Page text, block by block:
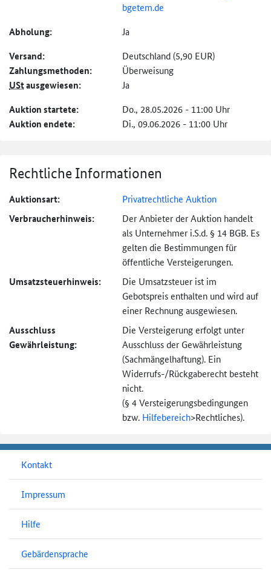
bgetem.de
Abholung: Ja
Versand: Deutschland (5,90 EUR)
Zahlungs­methoden: Überweisung
UStausgewiesen: Ja
Auktion startete: Do., 28.05.2026 - 11:00 Uhr
Auktion endete: Di., 09.06.2026 - 11:00 Uhr
Rechtliche Informationen
Auktionsart: Privatrechtliche Auktion
Verbraucher­hinweis:
Der Anbieter der Auktion handelt
als Unternehmer i.S.d. § 14 BGB. Es
gelten die Bestimmungen für
öffentliche Versteigerungen.
Umsatzsteuer­hinweis:
Die Umsatzsteuer ist im
Gebotspreis enthalten und wird auf
einer Rechnung ausgewiesen.
Ausschluss
Gewährleistung:
Die Versteigerung erfolgt unter
Ausschluss der Gewährleistung
(Sachmängel­haftung). Ein
Widerrufs-/Rückgaberecht besteht
nicht.
(§ 4 Versteigerungs­bedingungen
bzw. Hilfebereich>Rechtliches).
Kontakt
Impressum
Hilfe
Gebärdensprache